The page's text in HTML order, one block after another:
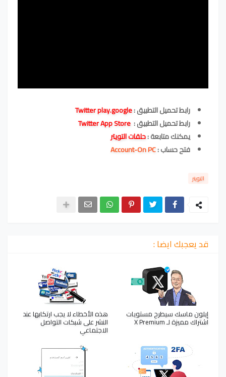
رابط تحميل التطبيق :Twitter play.google
رابط تحميل التطبيق :
يمكنك متابعة :حلقات التويتر
فتح حساب :Account-On PC
التويتر
قد يعجبك ايضا :
إيلون ماسك سيطرح مستويات
اشتراك مميزة لـ X Premium
هذه الأخطاء لا يجب ارتكابها عند
النشر على شبكات التواصل
الاجتماعي